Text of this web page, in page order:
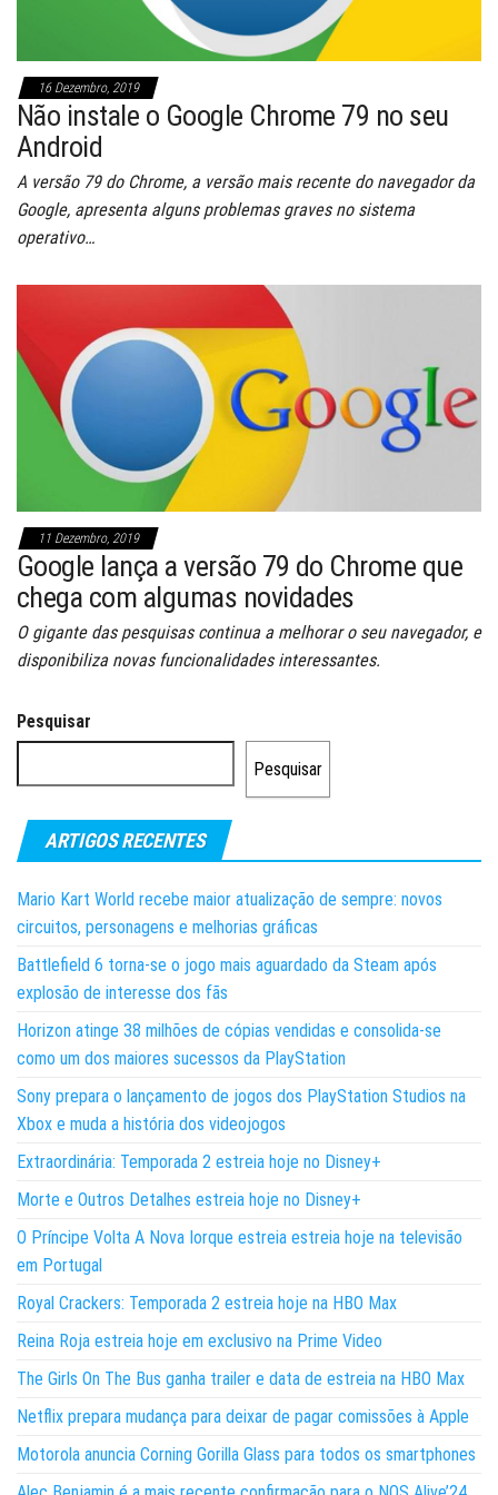
16 Dezembro, 2019
Não instale o Google Chrome 79 no seu
Android
A versão 79 do Chrome, a versão mais recente do navegador da
Google, apresenta alguns problemas graves no sistema
operativo…
11 Dezembro, 2019
Google lança a versão 79 do Chrome que
chega com algumas novidades
O gigante das pesquisas continua a melhorar o seu navegador, e
disponibiliza novas funcionalidades interessantes.
Pesquisar
Pesquisar
ARTIGOS RECENTES
Mario Kart World recebe maior atualização de sempre: novos
circuitos, personagens e melhorias gráficas
Battlefield 6 torna-se o jogo mais aguardado da Steam após
explosão de interesse dos fãs
Horizon atinge 38 milhões de cópias vendidas e consolida-se
como um dos maiores sucessos da PlayStation
Sony prepara o lançamento de jogos dos PlayStation Studios na
Xbox e muda a história dos videojogos
Extraordinária: Temporada 2 estreia hoje no Disney+
Morte e Outros Detalhes estreia hoje no Disney+
O Príncipe Volta A Nova Iorque estreia estreia hoje na televisão
em Portugal
Royal Crackers: Temporada 2 estreia hoje na HBO Max
Reina Roja estreia hoje em exclusivo na Prime Video
The Girls On The Bus ganha trailer e data de estreia na HBO Max
Netflix prepara mudança para deixar de pagar comissões à Apple
Motorola anuncia Corning Gorilla Glass para todos os smartphones